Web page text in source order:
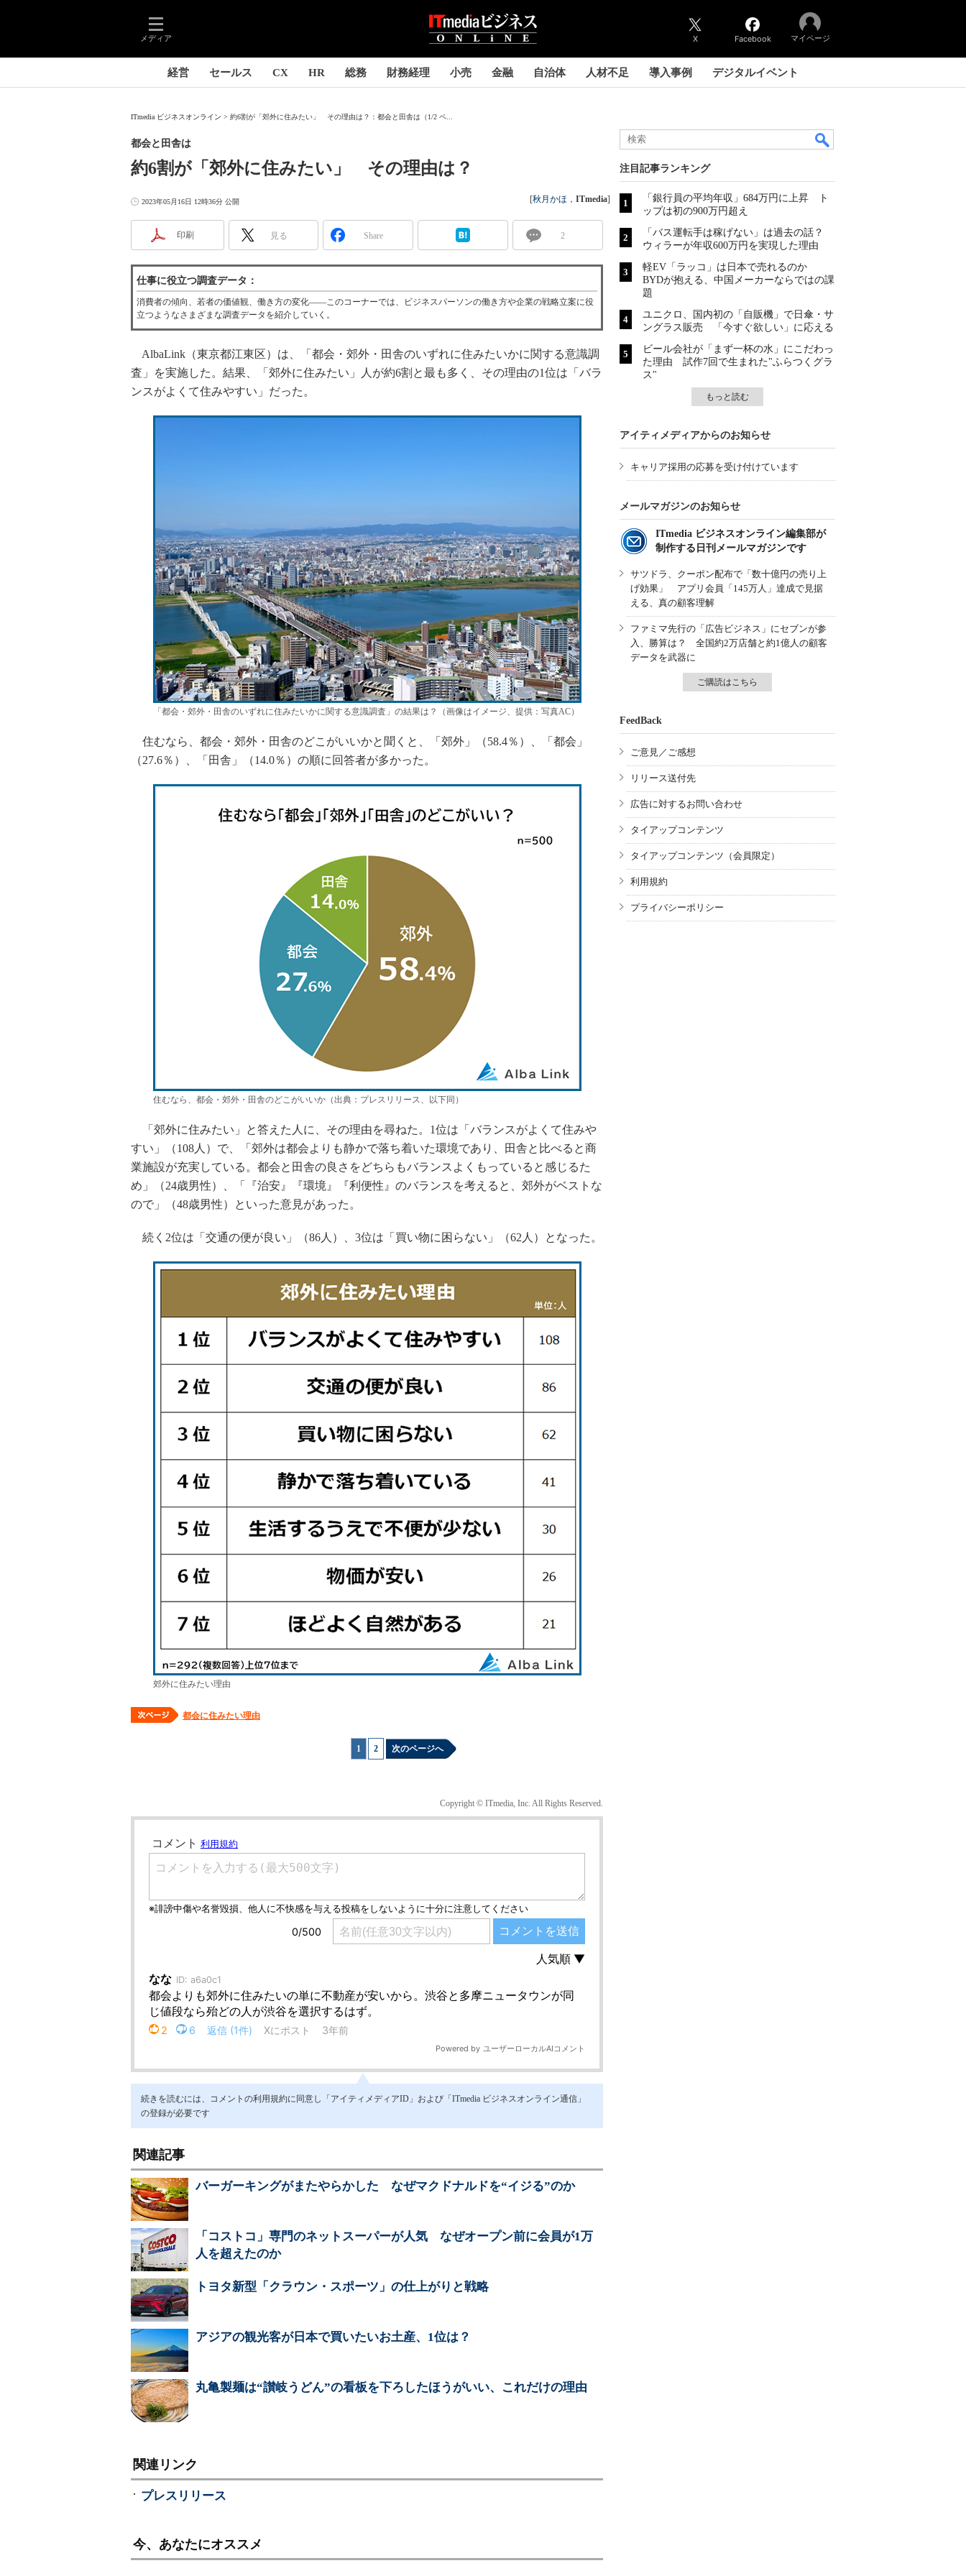
メディア X Facebook マイページ
経営 セールス CX HR 総務 財務経理 小売 金融 自治体 人材不足 導入事例 デジタルイベント
ITmedia ビジネスオンライン 約6割が「郊外に住みたい」 その理由は？：都会と田舎は（1/2 ペ...
約6割が「郊外に住みたい」 その理由は？
都会と田舎は
2023年05月16日 12時36分 公開 [秋月かほ ， ITmedia]
印刷 見る Share 2
仕事に役立つ調査データ：
消費者の傾向、若者の価値観、働き方の変化――このコーナーでは、ビジネスパーソンの働き方や企業の戦略立案に役
立つようなさまざまな調査データを紹介していく。
AlbaLink（東京都江東区）は、「都会・郊外・田舎のいずれに住みたいかに関する意識調
査」を実施した。結果、「郊外に住みたい」人が約6割と最も多く、その理由の1位は「バラ
ンスがよくて住みやすい」だった。
「都会・郊外・田舎のいずれに住みたいかに関する意識調査」の結果は？（画像はイメージ、提供：写真AC）
住むなら、都会・郊外・田舎のどこがいいかと聞くと、「郊外」（58.4％）、「都会」
（27.6％）、「田舎」（14.0％）の順に回答者が多かった。
住むなら、都会・郊外・田舎のどこがいいか（出典：プレスリリース、以下同）
「郊外に住みたい」と答えた人に、その理由を尋ねた。1位は「バランスがよくて住みや
すい」（108人）で、「郊外は都会よりも静かで落ち着いた環境であり、田舎と比べると商
業施設が充実している。都会と田舎の良さをどちらもバランスよくもっていると感じるた
め」（24歳男性）、「『治安』『環境』『利便性』のバランスを考えると、郊外がベストな
ので」（48歳男性）といった意見があった。
続く2位は「交通の便が良い」（86人）、3位は「買い物に困らない」（62人）となった。
郊外に住みたい理由
都会に住みたい理由
1 2 次のページへ
Copyright © ITmedia, Inc. All Rights Reserved.
続きを読むには、コメントの利用規約に同意し「アイティメディアID」および「ITmedia ビジネスオンライン通信」
の登録が必要です
関連記事
バーガーキングがまたやらかした なぜマクドナルドを“イジる”のか
「コストコ」専門のネットスーパーが人気 なぜオープン前に会員が1万
人を超えたのか
トヨタ新型「クラウン・スポーツ」の仕上がりと戦略
アジアの観光客が日本で買いたいお土産、1位は？
丸亀製麺は“讃岐うどん”の看板を下ろしたほうがいい、これだけの理由
関連リンク
プレスリリース
今、あなたにオススメ
注目記事ランキング
「銀行員の平均年収」684万円に上昇 ト
ップは初の900万円超え
「バス運転手は稼げない」は過去の話？
ウィラーが年収600万円を実現した理由
軽EV「ラッコ」は日本で売れるのか
BYDが抱える、中国メーカーならではの課
題
ユニクロ、国内初の「自販機」で日傘・サ
ングラス販売 「今すぐ欲しい」に応える
ビール会社が「まず一杯の水」にこだわっ
た理由 試作7回で生まれた"ふらつくグラ
ス"
もっと読む
アイティメディアからのお知らせ
キャリア採用の応募を受け付けています
メールマガジンのお知らせ
ITmedia ビジネスオンライン編集部が
制作する日刊メールマガジンです
サツドラ、クーポン配布で「数十億円の売り上
げ効果」 アプリ会員「145万人」達成で見据
える、真の顧客理解
ファミマ先行の「広告ビジネス」にセブンが参
入、勝算は？ 全国約2万店舗と約1億人の顧客
データを武器に
ご購読はこちら
FeedBack
ご意見／ご感想
リリース送付先
広告に対するお問い合わせ
タイアップコンテンツ
タイアップコンテンツ（会員限定）
利用規約
プライバシーポリシー